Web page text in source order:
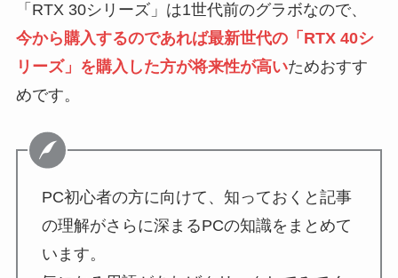
「RTX 30シリーズ」は1世代前のグラボなので、
今から購入するのであれば最新世代の「RTX 40シ
リーズ」を購入した方が将来性が高いためおすす
めです。
PC初心者の方に向けて、知っておくと記事
の理解がさらに深まるPCの知識をまとめて
います。